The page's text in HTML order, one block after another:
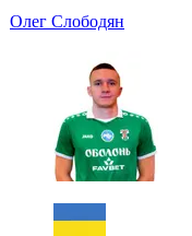
Олег Слободян